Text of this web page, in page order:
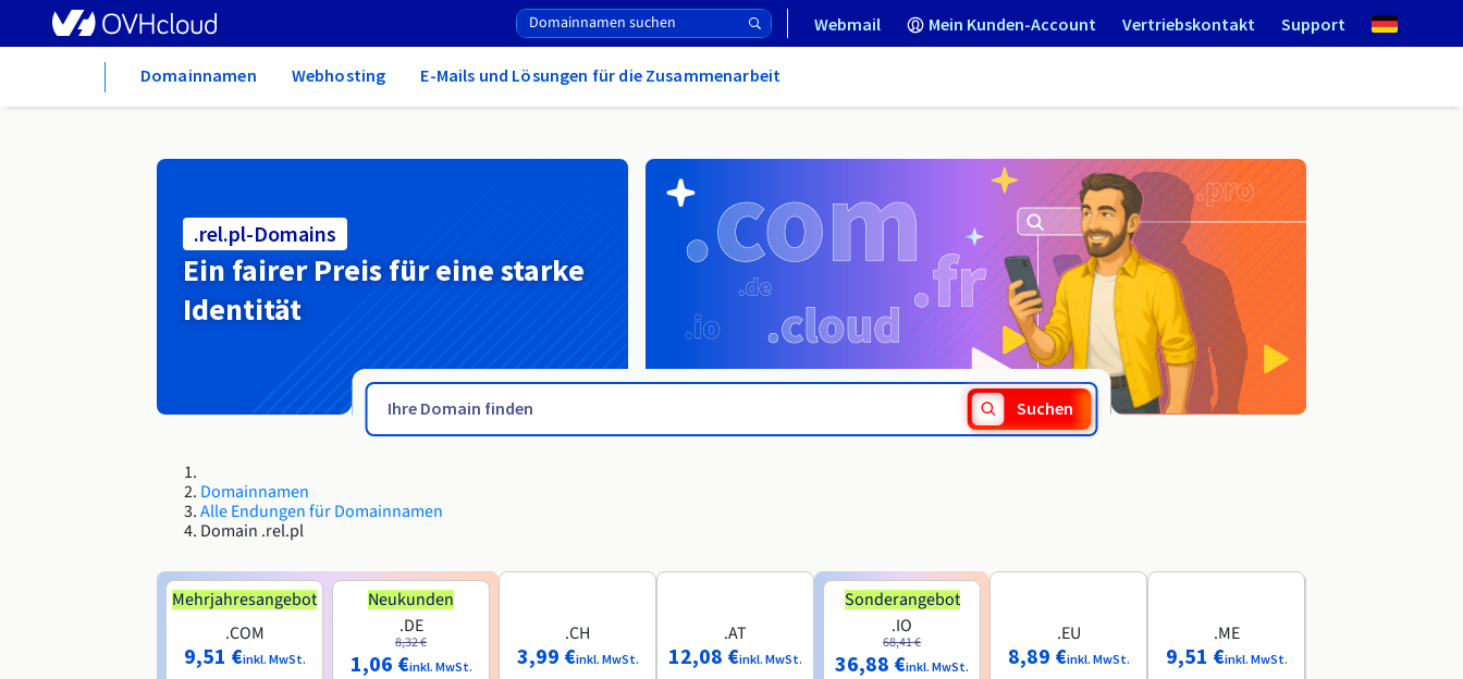
Webmail Mein Kunden-Account Vertriebskontakt Support
Domainnamen Webhosting E-Mails und Lösungen für die Zusammenarbeit
.rel.pl-Domains
Ein fairer Preis für eine starke
Identität
Suchen
Domainnamen
Alle Endungen für Domainnamen
Domain .rel.pl
Mehrjahresangebot
.COM
9,51 €inkl. MwSt.
Neukunden
.DE
8,32 €
1,06 €inkl. MwSt.
.CH
3,99 €inkl. MwSt.
.AT
12,08 €inkl. MwSt.
Sonderangebot
.IO
68,41 €
36,88 €inkl. MwSt.
.EU
8,89 €inkl. MwSt.
.ME
9,51 €inkl. MwSt.